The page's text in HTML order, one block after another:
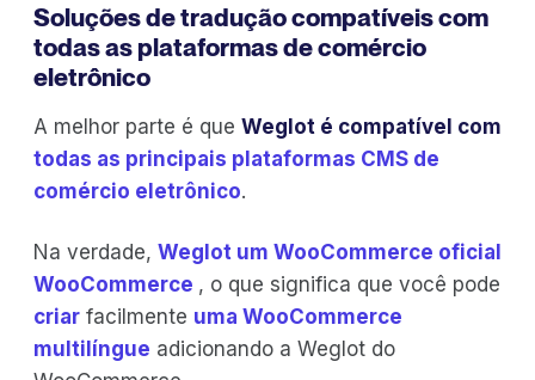
Soluções de tradução compatíveis com
todas as plataformas de comércio
eletrônico
A melhor parte é que Weglot é compatível com
todas as principais plataformas CMS de
comércio eletrônico.
Na verdade, Weglot um WooCommerce oficial
WooCommerce , o que significa que você pode
criar facilmente uma WooCommerce
multilíngue adicionando a Weglot do